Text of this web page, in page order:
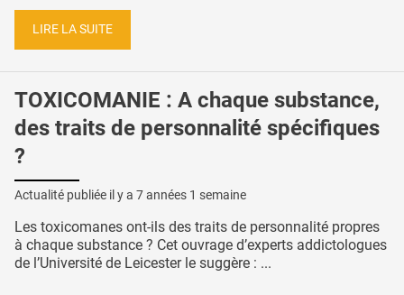
LIRE LA SUITE
TOXICOMANIE : A chaque substance,
des traits de personnalité spécifiques
?
Actualité publiée il y a 7 années 1 semaine
Les toxicomanes ont-ils des traits de personnalité propres
à chaque substance ? Cet ouvrage d’experts addictologues
de l’Université de Leicester le suggère : ...